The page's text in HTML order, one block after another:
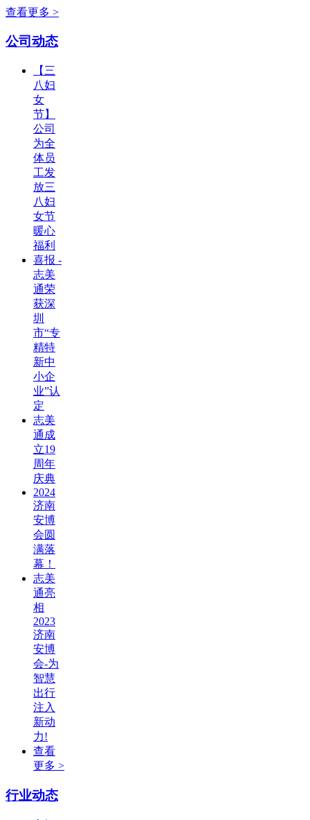
查看更多 >
公司动态
【三
八妇
女
节】
公司
为全
体员
工发
放三
八妇
女节
暖心
福利
喜报 -
志美
通荣
获深
圳
市“专
精特
新中
小企
业”认
定
志美
通成
立19
周年
庆典
2024
济南
安博
会圆
满落
幕！
志美
通亮
相
2023
济南
安博
会-为
智慧
出行
注入
新动
力!
查看
更多 >
行业动态